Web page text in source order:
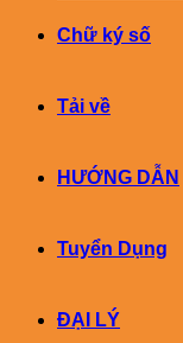
Chữ ký số
Tải về
HƯỚNG DẪN
Tuyển Dụng
ĐẠI LÝ